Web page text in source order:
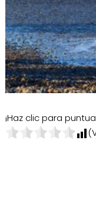
¡Haz clic para